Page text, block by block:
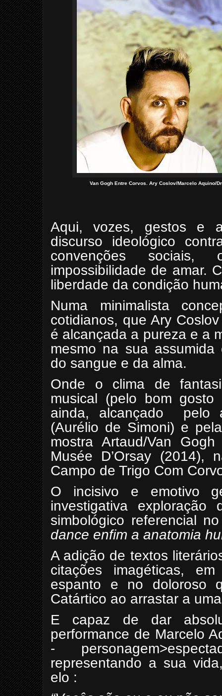
Van Gogh Entre Corvos. Ary Coslov/Marcelo Aquino/
Aqui, vozes, gestos e
discurso ideológico
convenções
impossibilidade de amar.
liberdade da condição
Numa minimalista
cotidianos, que Ary
é alcançada a pureza e a
mesmo na sua
do sangue e da alma.
Onde o clima de
musical (pelo bom
ainda, alcançado
pelo
(Aurélio de Simoni) e
mostra Artaud/Van
Musée D’Orsay (2014),
Campo de Trigo Com
O incisivo e emotivo
investigativa exploração
simbológico referencial
dance enfim a anatomia
A adição de textos
citações imagéticas,
espanto e no doloroso
Catártico ao arrastar a
E capaz de dar
performance de Marcelo
-
representando a sua
elo :